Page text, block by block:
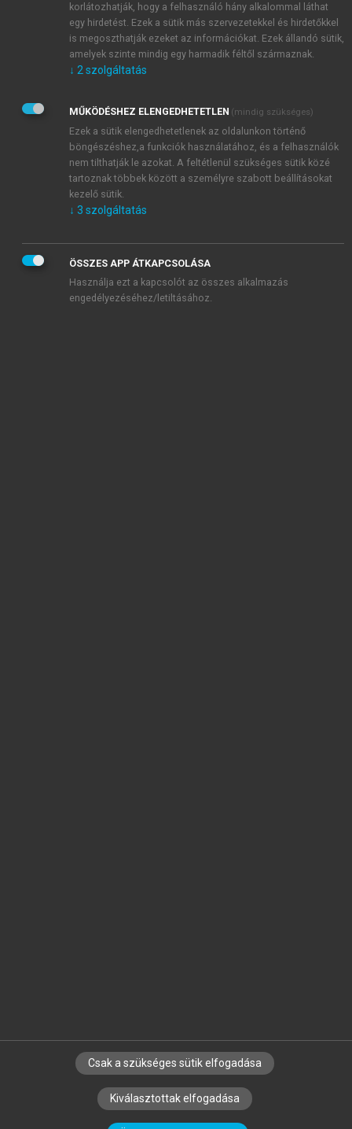
Kérek értesítést a MeRSZ újdonságairól, akcióiról.
Kérek értesítést az Akadémiai Kiadó Zrt. újdonságairól,
Adatkezelési tájékoztatóbanfoglaltakat tudomásul
veszem és elfogadom.
Általános vásárlási feltételeket, valamint a szotar.netés a
mersz.huoldalak licencszerződéseiben foglaltakat
tudomásul veszem és elfogadom.
KIPRÓBÁLOM
SZERZŐKNEK CÉGEKNEK KÖNYVTÁROSOKNAK
SZERKESZTÉSI ÉS LEKTORÁLÁSI ALAPELVEK
korlátozhatják, hogy a felhasználó hány alkalommal láthat
egy hirdetést. Ezek a sütik más szervezetekkel és hirdetőkkel
is megoszthatják ezeket az információkat. Ezek állandó sütik,
amelyek szinte mindig egy harmadik féltől származnak.
↓ 2 szolgáltatás
MŰKÖDÉSHEZ ELENGEDHETETLEN (mindig szükséges)
Ezek a sütik elengedhetetlenek az oldalunkon történő
böngészéshez,a funkciók használatához, és a felhasználók
nem tilthatják le azokat. A feltétlenül szükséges sütik közé
tartoznak többek között a személyre szabott beállításokat
kezelő sütik.
↓ 3 szolgáltatás
ÖSSZES APP ÁTKAPCSOLÁSA
Használja ezt a kapcsolót az összes alkalmazás
engedélyezéséhez/letiltásához.
Csak a szükséges sütik elfogadása
Kiválasztottak elfogadása